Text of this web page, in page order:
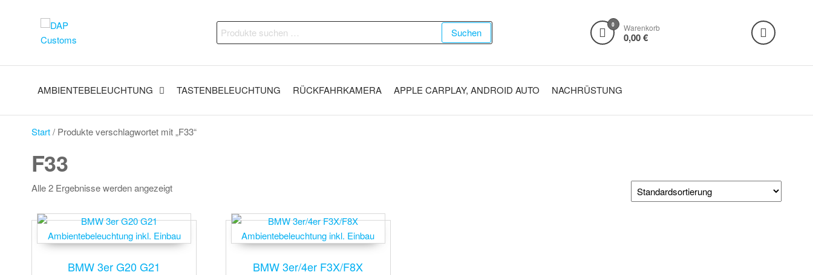
vieles mehr
Suchen
nach:
Suchen
0 Warenkorb
0,00 €
AMBIENTEBELEUCHTUNG TASTENBELEUCHTUNG RÜCKFAHRKAMERA APPLE CARPLAY, ANDROID AUTO NACHRÜSTUNG
Start/ Produkte verschlagwortet mit „F33“
F33
Alle 2 Ergebnisse werden angezeigt
BMW 3er G20 G21
BMW 3er/4er F3X/F8X